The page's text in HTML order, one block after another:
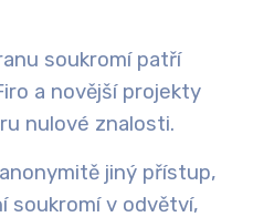
soukromí patří
a novější projekty
nulové znalosti.
jiný přístup,
soukromí v odvětví,